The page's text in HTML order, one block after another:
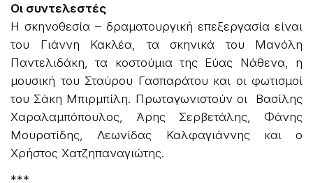
Οι συντελεστές
Η σκηνοθεσία – δραματουργική επεξεργασία είναι
του Γιάννη Κακλέα, τα σκηνικά του Μανόλη
Παντελιδάκη, τα κοστούμια της Εύας Νάθενα, η
μουσική του Σταύρου Γασπαράτου και οι φωτισμοί
του Σάκη Μπιρμπίλη. Πρωταγωνιστούν οι Βασίλης
Χαραλαμπόπουλος, Άρης Σερβετάλης, Φάνης
Μουρατίδης, Λεωνίδας Καλφαγιάννης και ο
Χρήστος Χατζηπαναγιώτης.
***